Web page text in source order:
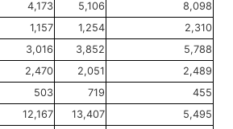
4,173 5,106
8,098
1,157
1,254
2,310
3,016
3,852
5,788
2,470
2,051
2,489
503
719
455
12,167
13,407
5,495